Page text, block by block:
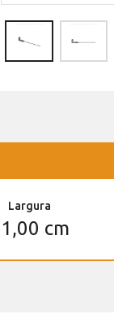
Largura
cm